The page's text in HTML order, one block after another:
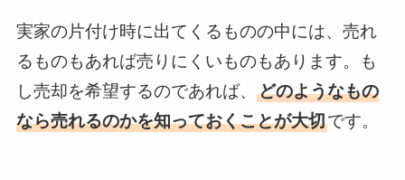
実家の片付け時に出てくるものの中には、売れ
るものもあれば売りにくいものもあります。も
し売却を希望するのであれば、 どのようなもの
なら売れるのかを知っておくことが大切です。